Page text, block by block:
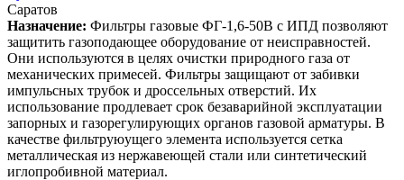
Саратов
Назначение: Фильтры газовые ФГ-1,6-50В с ИПД позволяют
защитить газоподающее оборудование от неисправностей.
Они используются в целях очистки природного газа от
механических примесей. Фильтры защищают от забивки
импульсных трубок и дроссельных отверстий. Их
использование продлевает срок безаварийной эксплуатации
запорных и газорегулирующих органов газовой арматуры. В
качестве фильтруюущего элемента используется сетка
металлическая из нержавеющей стали или синтетический
иглопробивной материал.